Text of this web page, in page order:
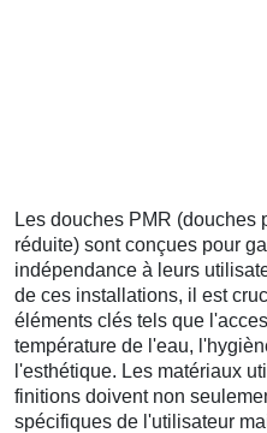
Les douches PMR (douches
réduite) sont conçues pour
indépendance à leurs
de ces installations, il est
éléments clés tels que
température de l'eau,
l'esthétique. Les matériaux
finitions doivent non
spécifiques de l'utilisateur